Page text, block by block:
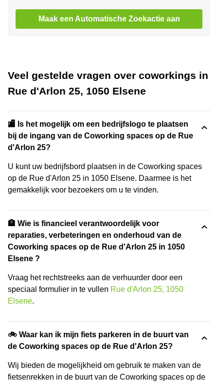
Maak een Automatische Zoekactie aan
Veel gestelde vragen over coworkings in
Rue d'Arlon 25, 1050 Elsene
🏬 Is het mogelijk om een bedrijfslogo te plaatsen
bij de ingang van de Coworking spaces op de Rue
d'Arlon 25?
U kunt uw bedrijfsbord plaatsen in de Coworking spaces
op de Rue d'Arlon 25 in 1050 Elsene. Daarmee is het
gemakkelijk voor bezoekers om u te vinden.
🏦 Wie is financieel verantwoordelijk voor
reparaties, verbeteringen en onderhoud van de
Coworking spaces op de Rue d'Arlon 25 in 1050
Elsene ?
Vraag het rechtstreeks aan de verhuurder door een
speciaal formulier in te vullen Rue d'Arlon 25, 1050
Elsene.
🚲 Waar kan ik mijn fiets parkeren in de buurt van
de Coworking spaces op de Rue d'Arlon 25?
Wij bieden de mogelijkheid om gebruik te maken van de
fietsenrekken in de buurt van de Coworking spaces op de